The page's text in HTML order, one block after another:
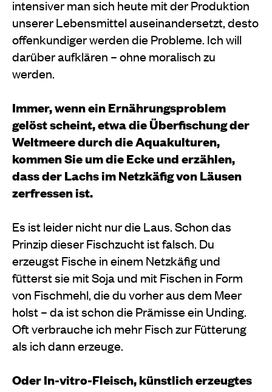
intensiver man sich heute mit der Produktion
unserer Lebensmittel auseinandersetzt, desto
offenkundiger werden die Probleme. Ich will
darüber aufklären – ohne moralisch zu
werden.
Immer, wenn ein Ernährungsproblem
gelöst scheint, etwa die Überfischung der
Weltmeere durch die Aquakulturen,
kommen Sie um die Ecke und erzählen,
dass der Lachs im Netzkäfig von Läusen
zerfressen ist.
Es ist leider nicht nur die Laus. Schon das
Prinzip dieser Fischzucht ist falsch. Du
erzeugst Fische in einem Netzkäfig und
fütterst sie mit Soja und mit Fischen in Form
von Fischmehl, die du vorher aus dem Meer
holst – da ist schon die Prämisse ein Unding.
Oft verbrauche ich mehr Fisch zur Fütterung
als ich dann erzeuge.
Oder In-vitro-Fleisch, künstlich erzeugtes